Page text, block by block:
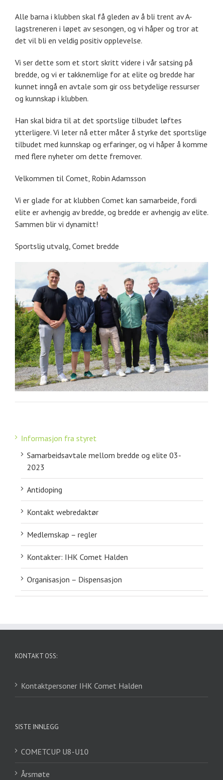
Alle barna i klubben skal få gleden av å bli trent av A-
lagstreneren i løpet av sesongen, og vi håper og tror at
det vil bli en veldig positiv opplevelse.
Vi ser dette som et stort skritt videre i vår satsing på
bredde, og vi er takknemlige for at elite og bredde har
kunnet inngå en avtale som gir oss betydelige ressurser
og kunnskap i klubben.
Han skal bidra til at det sportslige tilbudet løftes
ytterligere. Vi leter nå etter måter å styrke det sportslige
tilbudet med kunnskap og erfaringer, og vi håper å komme
med flere nyheter om dette fremover.
Velkommen til Comet, Robin Adamsson
Vi er glade for at klubben Comet kan samarbeide, fordi
elite er avhengig av bredde, og bredde er avhengig av elite.
Sammen blir vi dynamitt!
Sportslig utvalg, Comet bredde
Informasjon fra styret
Samarbeidsavtale mellom bredde og elite 03-
2023
Antidoping
Kontakt webredaktør
Medlemskap – regler
Kontakter: IHK Comet Halden
Organisasjon – Dispensasjon
KONTAKT OSS:
Kontaktpersoner IHK Comet Halden
SISTE INNLEGG
COMETCUP U8-U10
Årsmøte